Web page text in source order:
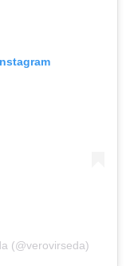
(@verovirseda)